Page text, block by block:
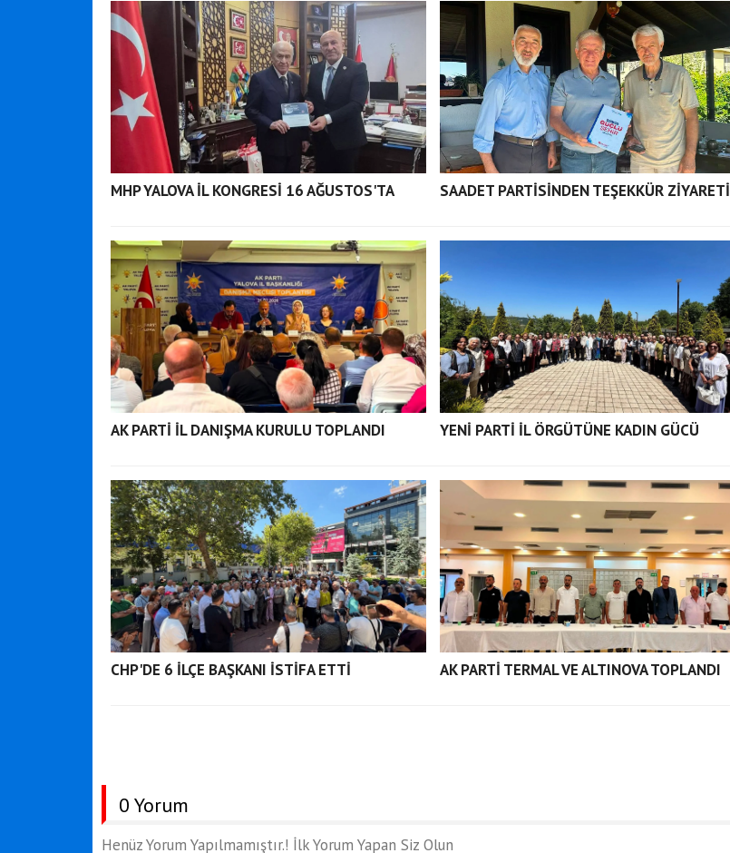
MHP YALOVA İL KONGRESİ 16 AĞUSTOS'TA SAADET PARTİSİNDEN TEŞEKKÜR ZİYARETİ
AK PARTİ İL DANIŞMA KURULU TOPLANDI YENİ PARTİ İL ÖRGÜTÜNE KADIN GÜCÜ
CHP'DE 6 İLÇE BAŞKANI İSTİFA ETTİ AK PARTİ TERMAL VE ALTINOVA TOPLANDI
0 Yorum
Henüz Yorum Yapılmamıştır.! İlk Yorum Yapan Siz Olun